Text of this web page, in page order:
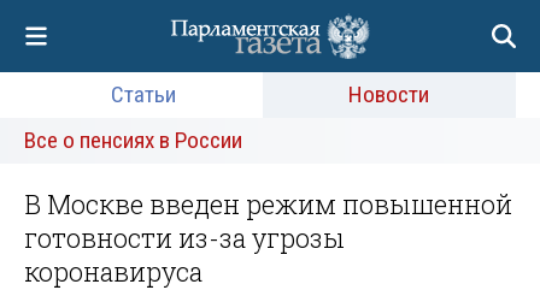
Статьи
Новости
Все о пенсиях в России
В Москве введен режим повышенной
готовности из-за угрозы
коронавируса